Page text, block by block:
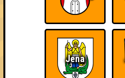
Schon wieder zum
Wiederzehn
Jena